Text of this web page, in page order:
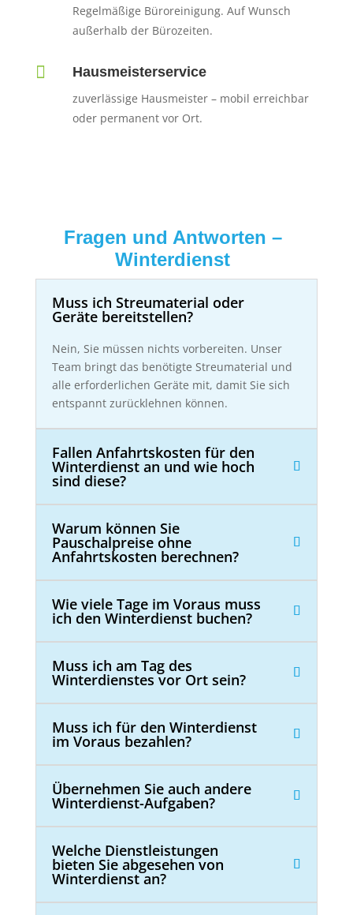
Regelmäßige Büroreinigung. Auf Wunsch
außerhalb der Bürozeiten.
 Hausmeisterservice
zuverlässige Hausmeister – mobil erreichbar
oder permanent vor Ort.
Fragen und Antworten –
Winterdienst
Muss ich Streumaterial oder
Geräte bereitstellen?
Nein, Sie müssen nichts vorbereiten. Unser
Team bringt das benötigte Streumaterial und
alle erforderlichen Geräte mit, damit Sie sich
entspannt zurücklehnen können.
Fallen Anfahrtskosten für den
Winterdienst an und wie hoch
sind diese?
Warum können Sie
Pauschalpreise ohne
Anfahrtskosten berechnen?
Wie viele Tage im Voraus muss
ich den Winterdienst buchen?
Muss ich am Tag des
Winterdienstes vor Ort sein?
Muss ich für den Winterdienst
im Voraus bezahlen?
Übernehmen Sie auch andere
Winterdienst-Aufgaben?
Welche Dienstleistungen
bieten Sie abgesehen von
Winterdienst an?